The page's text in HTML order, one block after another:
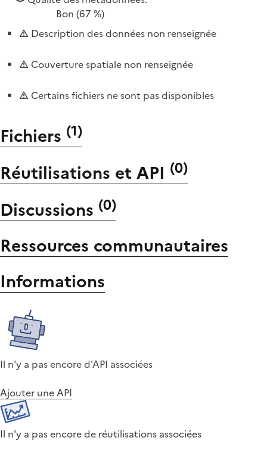
Bon (67 %)
Description des données non renseignée
Couverture spatiale non renseignée
Certains fichiers ne sont pas disponibles
Fichiers (1)
Réutilisations et API (0)
Discussions (0)
Ressources communautaires
Informations
Il n'y a pas encore d'API associées
Ajouter une API
Il n'y a pas encore de réutilisations associées